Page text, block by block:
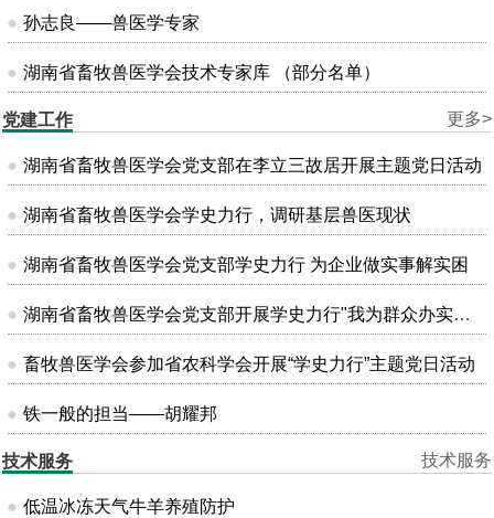
孙志良——兽医学专家
湖南省畜牧兽医学会技术专家库 （部分名单）
更多>
党建工作
湖南省畜牧兽医学会党支部在李立三故居开展主题党日活动
湖南省畜牧兽医学会学史力行，调研基层兽医现状
湖南省畜牧兽医学会党支部学史力行 为企业做实事解实困
湖南省畜牧兽医学会党支部开展学史力行"我为群众办实事"主题党日活动
畜牧兽医学会参加省农科学会开展“学史力行”主题党日活动
铁一般的担当——胡耀邦
技术服务
技术服务
低温冰冻天气牛羊养殖防护